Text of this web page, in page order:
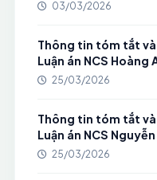
03/03/2026
Thông tin tóm tắt và
Luận án NCS Hoàng
25/03/2026
Thông tin tóm tắt và
Luận án NCS
25/03/2026